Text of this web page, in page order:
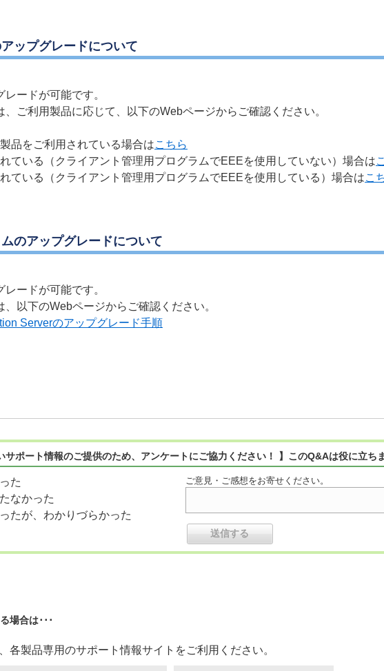
ップグレードについて
ードが可能です。
ご利用製品に応じて、以下のWebページからご確認ください。
品をご利用されている場合はこちら
ている（クライアント管理用プログラムでEEEを使用していない）場合は
ている（クライアント管理用プログラムでEEEを使用している）場合はこ
のアップグレードについて
ードが可能です。
以下のWebページからご確認ください。
Serverのアップグレード手順
サポート情報のご提供のため、アンケートにご協力ください！ 】このQ&Aは役に立ち
た
なかった
たが、わかりづらかった
ご意見・ご感想をお寄せください。
場合は･･･
各製品専用のサポート情報サイトをご利用ください。